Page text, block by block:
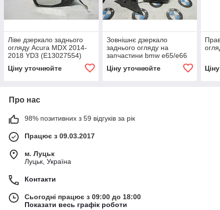
Ліве дзеркало заднього
огляду Acura MDX 2014-
2018 YD3 (E13027554)
Ціну уточнюйте
Зовнішнє дзеркало
заднього огляду на
запчастини bmw e65/e66
Ціну уточнюйте
Про нас
98% позитивних з 59 відгуків за рік
Працює з 09.03.2017
м. Луцьк
Луцьк, Україна
Контакти
Сьогодні працює з 09:00 до 18:00
Показати весь графік роботи